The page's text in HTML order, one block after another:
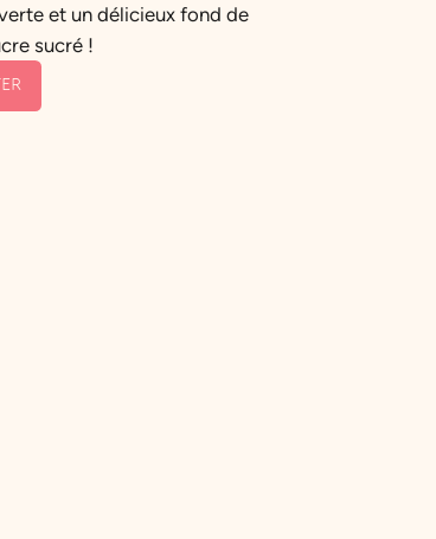
et un délicieux fond de
sucré !